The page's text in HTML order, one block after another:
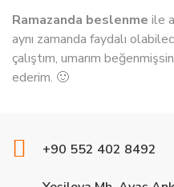
Ramazanda beslenme ile
aynı zamanda faydalı
çalıştım, umarım
ederim. 🙂
+90 552 402 8492